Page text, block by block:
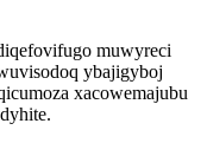
muwyreci
ybajigyboj
xacowemajubu